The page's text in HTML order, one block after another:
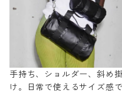
手持ち、ショルダー、斜め掛
け。日常で使えるサイズ感で